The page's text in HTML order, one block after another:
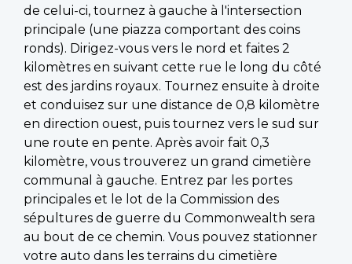
de celui-ci, tournez à gauche à l'intersection
principale (une piazza comportant des coins
ronds). Dirigez-vous vers le nord et faites 2
kilomètres en suivant cette rue le long du côté
est des jardins royaux. Tournez ensuite à droite
et conduisez sur une distance de 0,8 kilomètre
en direction ouest, puis tournez vers le sud sur
une route en pente. Après avoir fait 0,3
kilomètre, vous trouverez un grand cimetière
communal à gauche. Entrez par les portes
principales et le lot de la Commission des
sépultures de guerre du Commonwealth sera
au bout de ce chemin. Vous pouvez stationner
votre auto dans les terrains du cimetière